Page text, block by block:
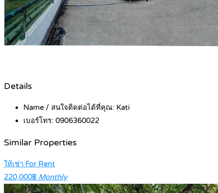
Details
Name / สนใจติดต่อได้ที่คุณ: Kati
เบอร์โทร: 0906360022
Similar Properties
ให้เช่า For Rent
220,000฿ Monthly